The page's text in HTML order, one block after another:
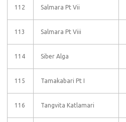
112 Salmara Pt Vii
113 Salmara Pt Viii
114 Siber Alga
115 Tamakabari Pt I
116 Tangvita Katlamari